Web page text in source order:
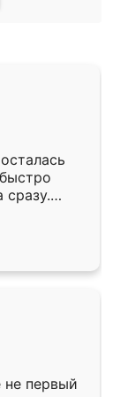
сразу.
к
Собрали
даже
не первый